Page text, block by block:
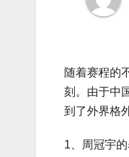
随着赛程的
刻。由于中
到了外界格
1、周冠宇